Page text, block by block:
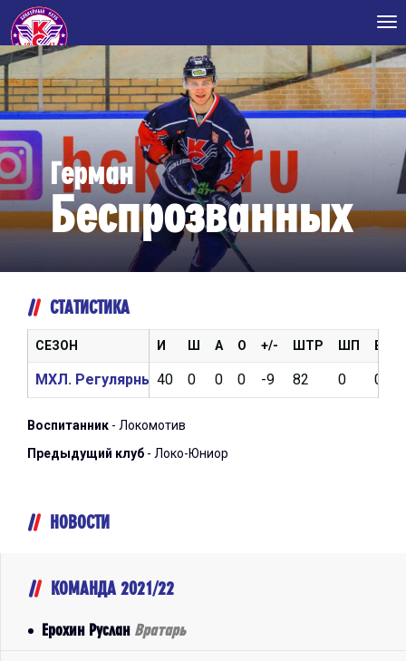
Герман
Беспрозванных
СТАТИСТИКА
И Ш А О +/- ШТР ШП ВБР
40 0 0 0 -9 82 0 0
СЕЗОН
МХЛ. Регулярный чемпионат 2021/2022
Воспитанник - Локомотив
Предыдущий клуб - Локо-Юниор
НОВОСТИ
КОМАНДА 2021/22
Ерохин Руслан Вратарь